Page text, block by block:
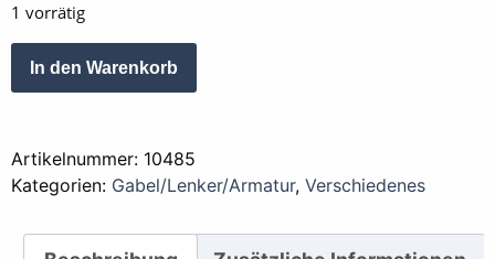
1 vorrätig
1
Paar
In den Warenkorb
Artikelnummer: 10485
Kategorien: Gabel/Lenker/Armatur, Verschiedenes